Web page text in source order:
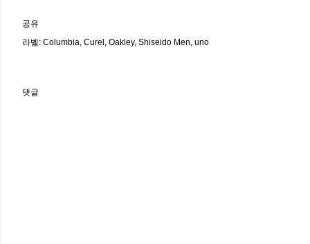
공유
라벨: Columbia Curel Oakley Shiseido Men uno
댓글